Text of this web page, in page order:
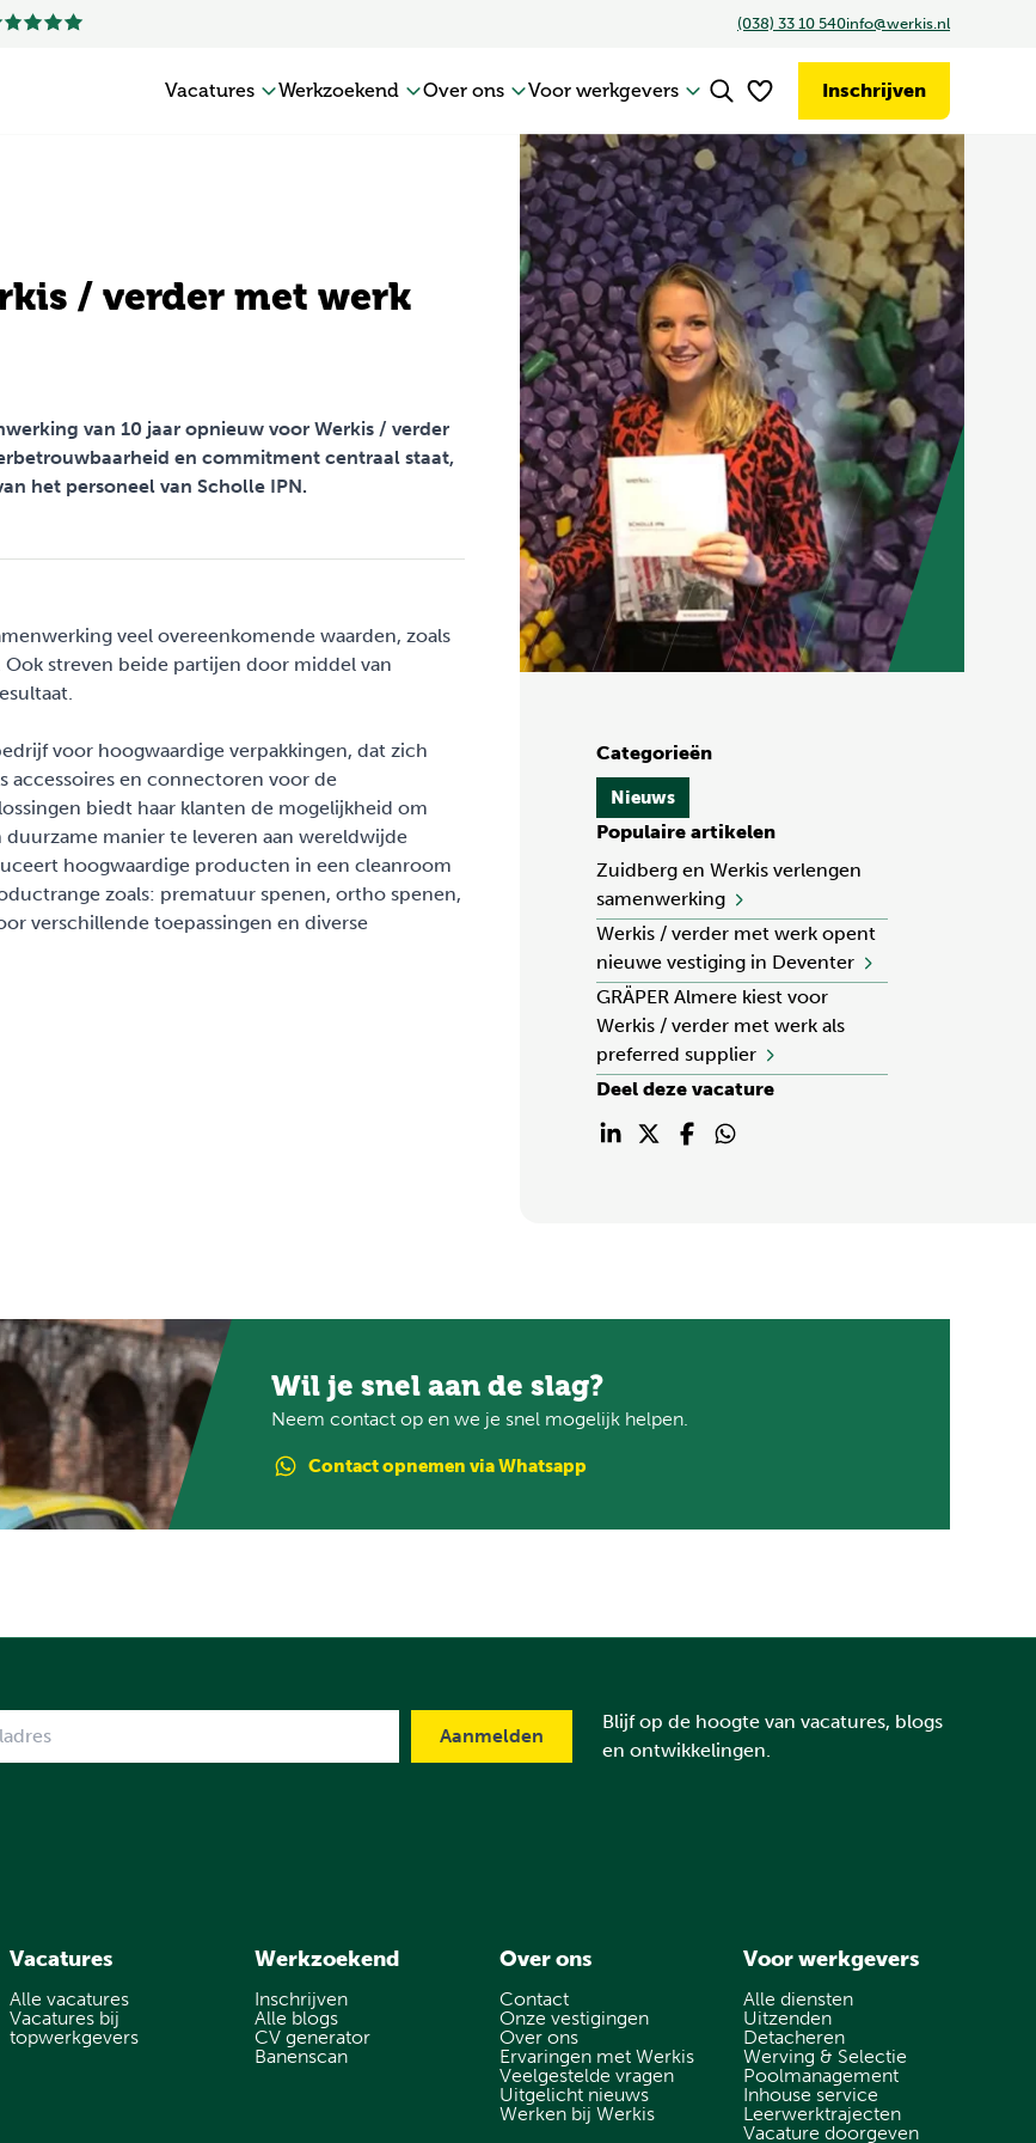
(038) 33 10 540info@werkis.nl
Vacatures Werkzoekend Over ons Voor werkgevers Inschrijven
/ verder met werk
van 10 jaar opnieuw voor Werkis / verder
en commitment centraal staat,
het personeel van Scholle IPN.
veel overeenkomende waarden, zoals
streven beide partijen door middel van
voor hoogwaardige verpakkingen, dat zich
en connectoren voor de
biedt haar klanten de mogelijkheid om
manier te leveren aan wereldwijde
hoogwaardige producten in een cleanroom
zoals: prematuur spenen, ortho spenen,
verschillende toepassingen en diverse
Categorieën
Nieuws
Populaire artikelen
Zuidberg en Werkis verlengen
samenwerking
Werkis / verder met werk opent
nieuwe vestiging in Deventer
GRÄPER Almere kiest voor
Werkis / verder met werk als
preferred supplier
Deel deze vacature
Wil je snel aan de slag?
Neem contact op en we je snel mogelijk helpen.
Contactopnemen via Whatsapp
Blijf op de hoogte van vacatures, blogs
en ontwikkelingen.
Vacatures
Alle vacatures
Vacatures bij
topwerkgevers
Werkzoekend
Inschrijven
Alle blogs
CV generator
Banenscan
Over ons
Contact
Onze vestigingen
Over ons
Ervaringen met Werkis
Veelgestelde vragen
Uitgelicht nieuws
Werken bij Werkis
Voor werkgevers
Alle diensten
Uitzenden
Detacheren
Werving & Selectie
Poolmanagement
Inhouse service
Leerwerktrajecten
Vacature doorgeven